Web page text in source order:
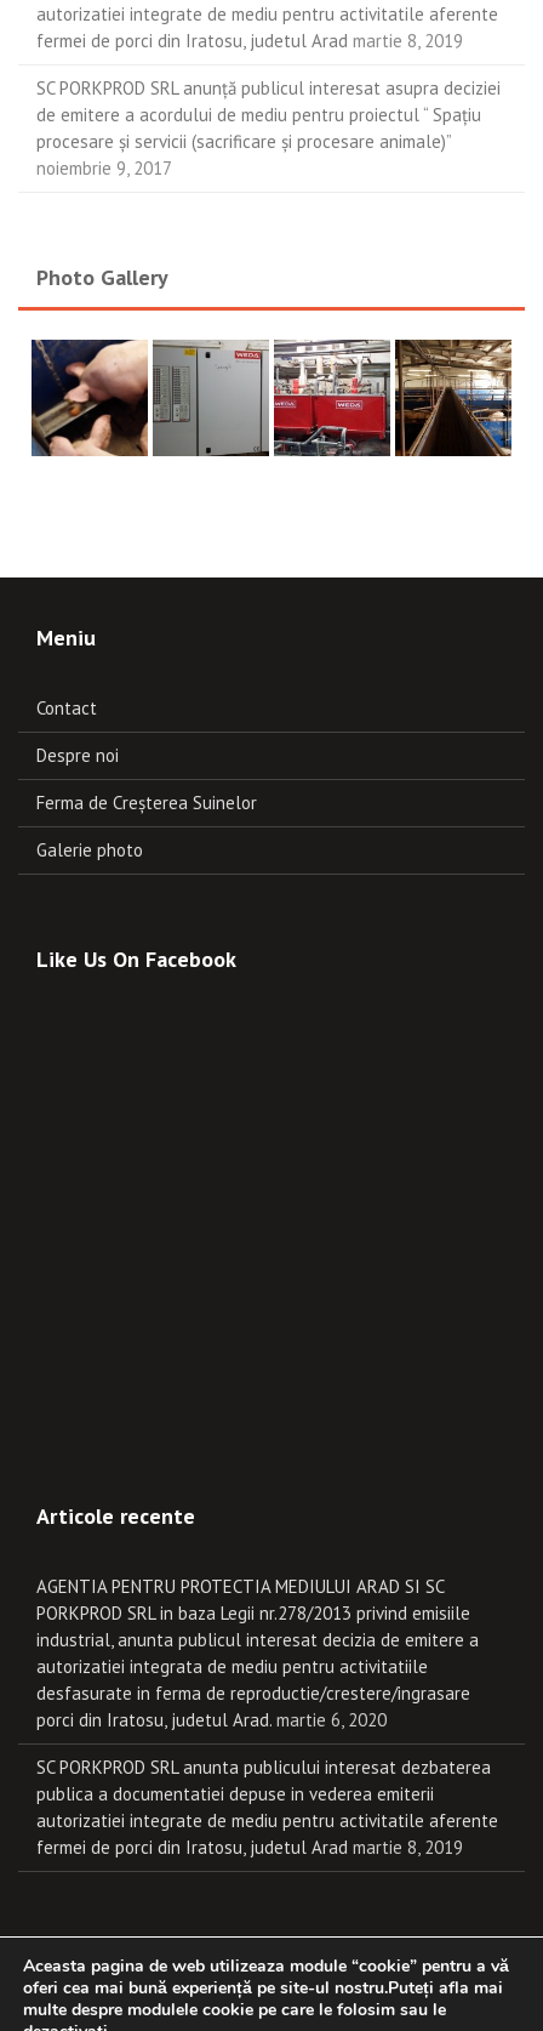
autorizatiei integrate de mediu pentru activitatile aferente
fermei de porci din Iratosu, judetul Arad martie 8, 2019
SC PORKPROD SRL anunţă publicul interesat asupra deciziei
de emitere a acordului de mediu pentru proiectul “ Spaţiu
procesare şi servicii (sacrificare şi procesare animale)”
noiembrie 9, 2017
Photo Gallery
Meniu
Contact
Despre noi
Ferma de Creşterea Suinelor
Galerie photo
Like Us On Facebook
Articole recente
AGENTIA PENTRU PROTECTIA MEDIULUI ARAD SI SC
PORKPROD SRL in baza Legii nr.278/2013 privind emisiile
industrial, anunta publicul interesat decizia de emitere a
autorizatiei integrata de mediu pentru activitatiile
desfasurate in ferma de reproductie/crestere/ingrasare
porci din Iratosu, judetul Arad. martie 6, 2020
SC PORKPROD SRL anunta publicului interesat dezbaterea
publica a documentatiei depuse in vederea emiterii
autorizatiei integrate de mediu pentru activitatile aferente
fermei de porci din Iratosu, judetul Arad martie 8, 2019
© Porkprod 2025. All rights reserved. Dezvoltat cu de X-HOUSE
Aceasta pagina de web utilizeaza module “cookie” pentru a vă
oferi cea mai bună experiență pe site-ul nostru.Puteți afla mai
multe despre modulele cookie pe care le folosim sau le